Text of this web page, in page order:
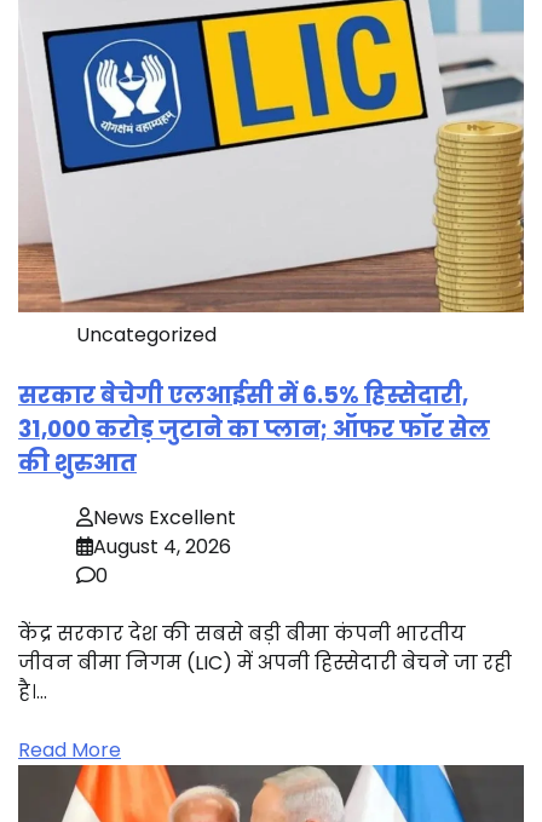
Uncategorized
सरकार बेचेगी एलआईसी में 6.5% हिस्सेदारी,
31,000 करोड़ जुटाने का प्लान; ऑफर फॉर सेल
की शुरुआत
News Excellent
August 4, 2026
0
केंद्र सरकार देश की सबसे बड़ी बीमा कंपनी भारतीय
जीवन बीमा निगम (LIC) में अपनी हिस्सेदारी बेचने जा रही
है।…
Read More